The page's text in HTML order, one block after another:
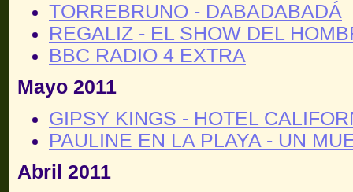
TORREBRUNO - DABADABADÁ
REGALIZ - EL SHOW DEL
BBC RADIO 4 EXTRA
Mayo 2011
GIPSY KINGS - HOTEL
PAULINE EN LA PLAYA - UN
Abril 2011